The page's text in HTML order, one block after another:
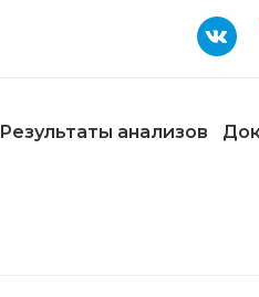
Результаты анализов